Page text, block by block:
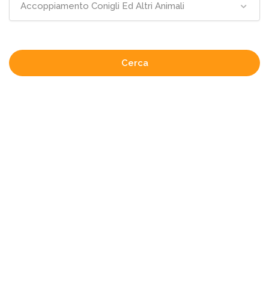
Accoppiamento Conigli Ed Altri Animali
Cerca